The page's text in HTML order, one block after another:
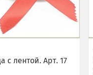
с лентой. Арт. 17